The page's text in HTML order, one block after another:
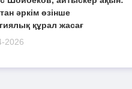
әркім өзінше
құрал жасағ
2026